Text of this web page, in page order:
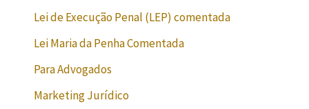
Lei de Execução Penal (LEP) comentada
Lei Maria da Penha Comentada
Para Advogados
Marketing Jurídico